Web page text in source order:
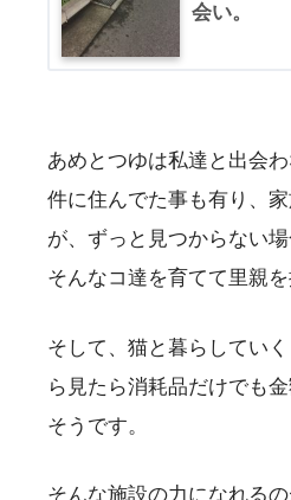
会い。
あめとつゆは私達と出会
件に住んでた事も有り、
が、ずっと見つからない
そんなコ達を育てて里親
そして、猫と暮らしてい
ら見たら消耗品だけでも
そうです。
そんな施設の力になれるの